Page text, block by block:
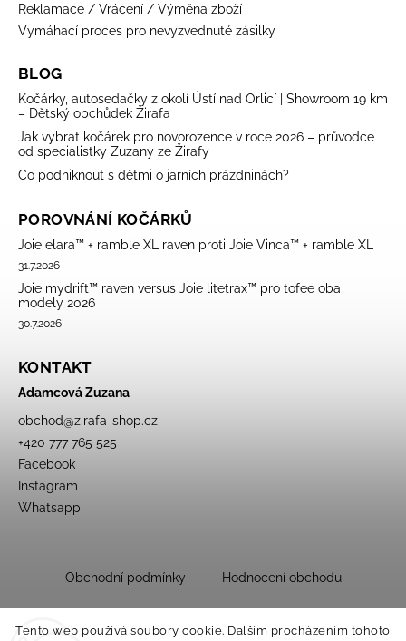
Tento web používá soubory cookie. Dalším procházením tohoto
Reklamace / Vrácení / Výměna zboží
Vymáhací proces pro nevyzvednuté zásilky
BLOG
Kočárky, autosedačky z okolí Ústí nad Orlicí | Showroom 19 km
– Dětský obchůdek Žirafa
Jak vybrat kočárek pro novorozence v roce 2026 – průvodce
od specialistky Zuzany ze Žirafy
Co podniknout s dětmi o jarních prázdninách?
POROVNÁNÍ KOČÁRKŮ
Joie elara™ + ramble XL raven proti Joie Vinca™ + ramble XL
31.7.2026
Joie mydrift™ raven versus Joie litetrax™ pro tofee oba
modely 2026
30.7.2026
KONTAKT
Adamcová Zuzana
obchod@zirafa-shop.cz
+420 777 765 525
Facebook
Instagram
Whatsapp
Obchodní podmínky Hodnocení obchodu